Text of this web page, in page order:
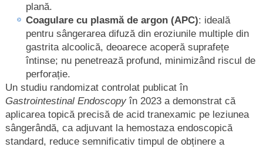
plană.
Coagulare cu plasmă de argon (APC): ideală
pentru sângerarea difuză din eroziunile multiple din
gastrita alcoolică, deoarece acoperă suprafețe
întinse; nu penetrează profund, minimizând riscul de
perforație.
Un studiu randomizat controlat publicat în
Gastrointestinal Endoscopyîn 2023 a demonstrat că
aplicarea topică precisă de acid tranexamic pe leziunea
sângerândă, ca adjuvant la hemostaza endoscopică
standard, reduce semnificativ timpul de obținere a